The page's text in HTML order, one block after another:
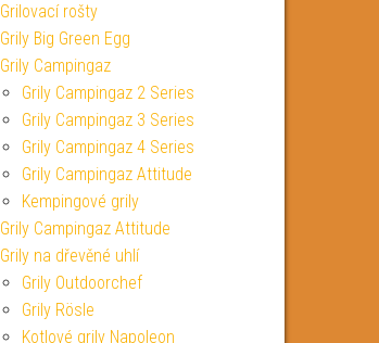
Grilovací rošty
Grily Big Green Egg
Grily Campingaz
Grily Campingaz 2 Series
Grily Campingaz 3 Series
Grily Campingaz 4 Series
Grily Campingaz Attitude
Kempingové grily
Grily Campingaz Attitude
Grily na dřevěné uhlí
Grily Outdoorchef
Grily Rösle
Kotlové grily Napoleon